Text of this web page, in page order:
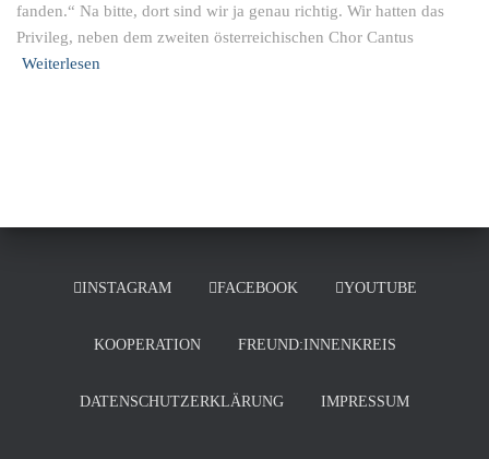
fanden.“ Na bitte, dort sind wir ja genau richtig. Wir hatten das
Privileg, neben dem zweiten österreichischen Chor Cantus
Weiterlesen
INSTAGRAM FACEBOOK YOUTUBE
KOOPERATION FREUND:INNENKREIS
DATENSCHUTZERKLÄRUNG IMPRESSUM